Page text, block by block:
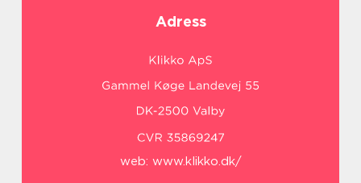
Adress
web: www.klikko.dk/